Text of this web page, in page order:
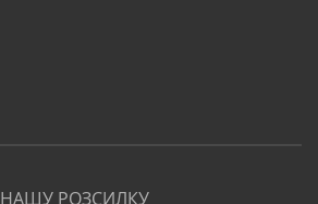
РОЗСИЛКУ